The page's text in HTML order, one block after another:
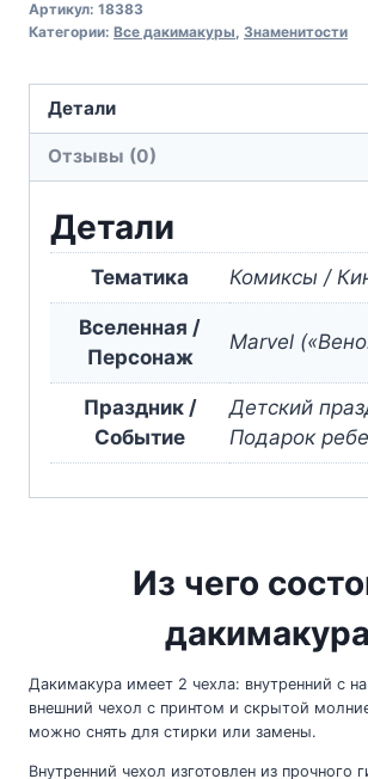
Фільм
We
are
Venom
Art
Артикул: 18383
Категории: Все дакимакуры, Знаменитости
Детали
Отзывы (0)
Детали
Тематика Комиксы /
Вселенная /
Персонаж
Marvel
Праздник /
Событие
Детский
Подарок
Из чего
дакимакура
Дакимакура имеет 2 чехла: внутренний с
внешний чехол с принтом и скрытой
можно снять для стирки или замены.
Внутренний чехол изготовлен из прочного